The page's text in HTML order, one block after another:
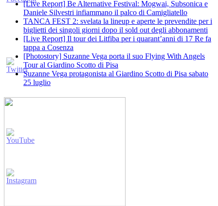
[Live Report] Be Alternative Festival: Mogwai, Subsonica e
Daniele Silvestri infiammano il palco di Camigliatello
TANCA FEST 2: svelata la lineup e aperte le prevendite per i
biglietti dei singoli giorni dopo il sold out degli abbonamenti
[Live Report] Il tour dei Litfiba per i quarant’anni di 17 Re fa
tappa a Cosenza
[Photostory] Suzanne Vega porta il suo Flying With Angels
Tour al Giardino Scotto di Pisa
Suzanne Vega protagonista al Giardino Scotto di Pisa sabato
25 luglio